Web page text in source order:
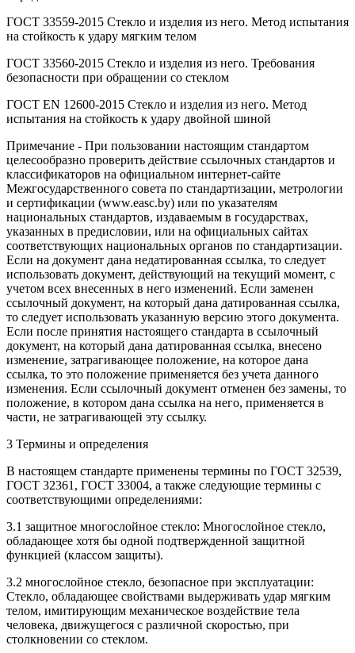
ГОСТ 33559-2015 Стекло и изделия из него. Метод испытания
на стойкость к удару мягким телом
ГОСТ 33560-2015 Стекло и изделия из него. Требования
безопасности при обращении со стеклом
ГОСТ EN 12600-2015 Стекло и изделия из него. Метод
испытания на стойкость к удару двойной шиной
Примечание - При пользовании настоящим стандартом
целесообразно проверить действие ссылочных стандартов и
классификаторов на официальном интернет-сайте
Межгосударственного совета по стандартизации, метрологии
и сертификации (www.easc.by) или по указателям
национальных стандартов, издаваемым в государствах,
указанных в предисловии, или на официальных сайтах
соответствующих национальных органов по стандартизации.
Если на документ дана недатированная ссылка, то следует
использовать документ, действующий на текущий момент, с
учетом всех внесенных в него изменений. Если заменен
ссылочный документ, на который дана датированная ссылка,
то следует использовать указанную версию этого документа.
Если после принятия настоящего стандарта в ссылочный
документ, на который дана датированная ссылка, внесено
изменение, затрагивающее положение, на которое дана
ссылка, то это положение применяется без учета данного
изменения. Если ссылочный документ отменен без замены, то
положение, в котором дана ссылка на него, применяется в
части, не затрагивающей эту ссылку.
3 Термины и определения
В настоящем стандарте применены термины по ГОСТ 32539,
ГОСТ 32361, ГОСТ 33004, а также следующие термины с
соответствующими определениями:
3.1 защитное многослойное стекло: Многослойное стекло,
обладающее хотя бы одной подтвержденной защитной
функцией (классом защиты).
3.2 многослойное стекло, безопасное при эксплуатации:
Стекло, обладающее свойствами выдерживать удар мягким
телом, имитирующим механическое воздействие тела
человека, движущегося с различной скоростью, при
столкновении со стеклом.